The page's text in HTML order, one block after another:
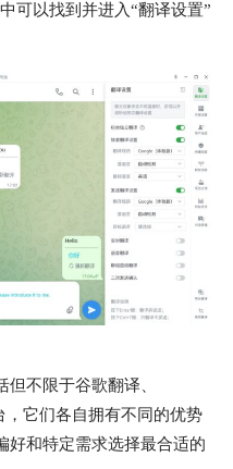
可以找到并进入“翻译设置”
不限于谷歌翻译、
，它们各自拥有不同的优势
好和特定需求选择最合适的